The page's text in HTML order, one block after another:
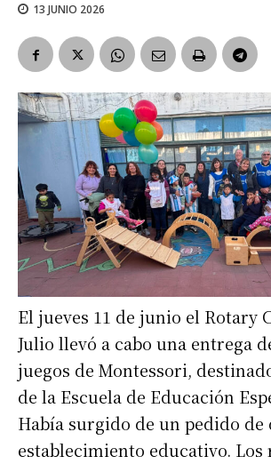
13 JUNIO 2026
El jueves 11 de junio el Rotary
Julio llevó a cabo una entrega
juegos de Montessori,
de la Escuela de Educación
Había surgido de un pedido de
establecimiento educativo. Los